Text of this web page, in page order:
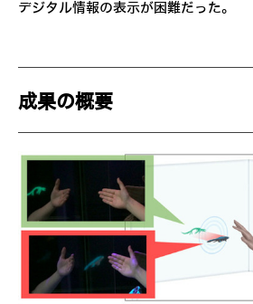
デジタル情報の表示が困難だった。
成果の概要